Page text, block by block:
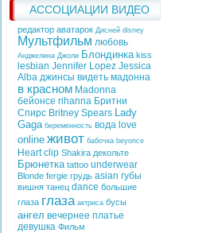
АССОЦИАЦИИ ВИДЕО
редактор аватарок Дисней disney
Мультфильм любовь
Анджелина Джоли Блондинка kiss
lesbian Jennifer Lopez Jessica
Alba джинсы видеть мадонна
в красном Madonna
бейонсе rihanna Бритни
Спирс Britney Spears Lady
Gaga беременность вода love
online живот бабочка beyonce
Heart clip Shakira декольте
Брюнетка tattoo underwear
Blonde fergie грудь asian губы
вишня танец dance большие
глаза глаза актриса бусы
ангел вечернее платье
девушка Фильм